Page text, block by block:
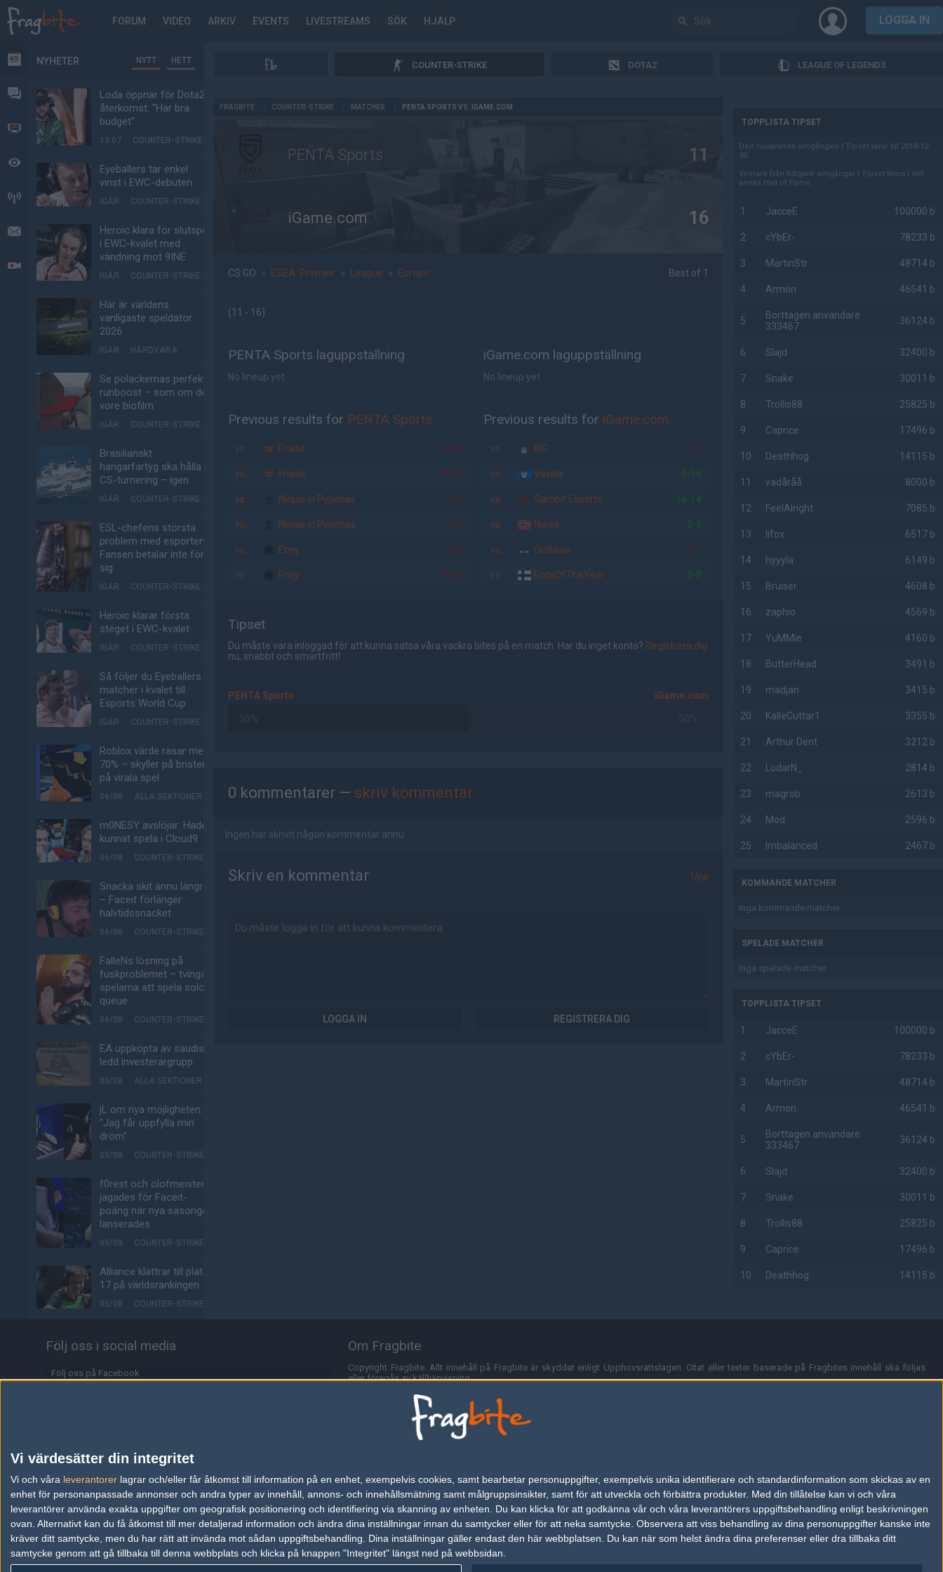
Vi värdesätter din integritet
Vi och våra leverantorer lagrar och/eller får åtkomst till information på en enhet, exempelvis cookies, samt bearbetar personuppgifter, exempelvis unika identifierare och standardinformation som skickas av en
enhet för personanpassade annonser och andra typer av innehåll, annons- och innehållsmätning samt målgruppsinsikter, samt för att utveckla och förbättra produkter. Med din tillåtelse kan vi och våra
leverantörer använda exakta uppgifter om geografisk positionering och identifiering via skanning av enheten. Du kan klicka för att godkänna vår och våra leverantörers uppgiftsbehandling enligt beskrivningen
ovan. Alternativt kan du få åtkomst till mer detaljerad information och ändra dina inställningar innan du samtycker eller för att neka samtycke. Observera att viss behandling av dina personuppgifter kanske inte
kräver ditt samtycke, men du har rätt att invända mot sådan uppgiftsbehandling. Dina inställningar gäller endast den här webbplatsen. Du kan när som helst ändra dina preferenser eller dra tillbaka ditt
samtycke genom att gå tillbaka till denna webbplats och klicka på knappen "Integritet" längst ned på webbsidan.
FORUM VIDEO ARKIV EVENTS LIVESTREAMS SÖK HJÄLP LOGGA IN
NYHETER
FORUM
VIDEO
BEVAKAT
HÄNDELSER
MEDDELANDEN
LIVESÄNDNINGAR
NYHETER NYTT HETT
Loda öppnar för Dota2-
återkomst: "Har bra
budget"
13:07 COUNTER-STRIKE
Eyeballers tar enkel
vinst i EWC-debuten
IGÅR COUNTER-STRIKE
Heroic klara för slutspel
i EWC-kvalet med
vändning mot 9INE
IGÅR COUNTER-STRIKE
Här är världens
vanligaste speldator
2026
IGÅR HÅRDVARA
Se polackernas perfekta
runboost – som om det
vore biofilm
IGÅR COUNTER-STRIKE
Brasilianskt
hangarfartyg ska hålla
CS-turnering – igen
IGÅR COUNTER-STRIKE
ESL-chefens största
problem med esporten:
Fansen betalar inte för
sig
IGÅR COUNTER-STRIKE
Heroic klarar första
steget i EWC-kvalet
IGÅR COUNTER-STRIKE
Så följer du Eyeballers
matcher i kvalet till
Esports World Cup
IGÅR COUNTER-STRIKE
Roblox värde rasar med
70% – skyller på bristen
på virala spel
06/08 ALLA SEKTIONER
m0NESY avslöjar: Hade
kunnat spela i Cloud9
06/08 COUNTER-STRIKE
Snacka skit ännu längre
– Faceit förlänger
halvtidssnacket
06/08 COUNTER-STRIKE
FalleNs lösning på
fuskproblemet – tvinga
spelarna att spela solo-
queue
06/08 COUNTER-STRIKE
EA uppköpta av saudisk-
ledd investerargrupp
06/08 ALLA SEKTIONER
jL om nya möjligheten:
"Jag får uppfylla min
dröm"
05/08 COUNTER-STRIKE
f0rest och olofmeister
jagades för Faceit-
poäng när nya säsongen
lanserades
05/08 COUNTER-STRIKE
Alliance klättrar till plats
17 på världsrankingen
05/08 COUNTER-STRIKE
Stake Pulse efter kross i
05/08 COUNTER-STRIKE
05/08 COUNTER-STRIKE
Valves nya VR-
headset ser ut att bli
ännu dyrare
04/08 HÅRDVARA
Tonåring släppte
skämtspel för 1 900 kr –
COUNTER-STRIKE DOTA2 LEAGUE OF LEGENDS
FRAGBITE COUNTER-STRIKE MATCHER PENTA SPORTS VS. IGAME.COM
PENTA Sports 11
iGame.com 16
CS:GO » ESEA: Premier » League » Europe Best of 1
(11 - 16)
PENTA Sports laguppställning
No lineup yet
iGame.com laguppställning
No lineup yet
Previous results for PENTA Sports
vs. Fnatic 12-16
vs. Fnatic 16-11
vs. Ninjas in Pyjamas 16-5
vs. Ninjas in Pyjamas 7-16
vs. Envy 16-5
vs. Envy 10-16
Previous results for iGame.com
vs. BIG 2-1
vs. Vexilla 5-16
vs. Gambit Esports 16-14
vs. Norse 2-1
vs. Outlaws 2-1
vs. RatsOfTheYear 2-0
Tipset
Du måste vara inloggad för att kunna satsa våra vackra bites på en match. Har du inget konto? Registrera dig
nu, snabbt och smärtfritt!
PENTA Sports iGame.com
50% 50%
0 kommentarer — skriv kommentar
Ingen har skrivit någon kommentar ännu.
Skriv en kommentar Upp
LOGGA IN REGISTRERA DIG
TOPPLISTA TIPSET
Den nuvarande omgången i Tipset varar till 2018-12-
30.
Vinnare från tidigare omgångar i Tipset finns i det
anrika Hall of Fame.
1 JacceE 100000 b
2 cYbEr- 78233 b
3 MartinStr 48714 b
4 Armon 46541 b
5
Borttagen användare
333467
36124 b
6 Slajd 32400 b
7 Snake 30011 b
8 Trollis88 25825 b
9 Caprice 17496 b
10 Deathhog 14115 b
11 vadåråå 8000 b
12 FeelAlright 7085 b
13 lifox 6517 b
14 hyyyla 6149 b
15 Bruiser 4608 b
16 zaphio 4569 b
17 YuMMie 4160 b
18 ButterHead 3491 b
19 madjan 3415 b
20 KalleCuttar1 3355 b
21 Arthur Dent 3212 b
22 LodarN_ 2814 b
23 magrob 2613 b
24 Mod 2596 b
25 Imbalanced 2467 b
KOMMANDE MATCHER
Inga kommande matcher.
SPELADE MATCHER
Inga spelade matcher.
TOPPLISTA TIPSET
1 JacceE 100000 b
2 cYbEr- 78233 b
3 MartinStr 48714 b
4 Armon 46541 b
5
Borttagen användare
333467
36124 b
6 Slajd 32400 b
7 Snake 30011 b
8 Trollis88 25825 b
9 Caprice 17496 b
10 Deathhog 14115 b
Följ oss i social media
Följ oss på Facebook
Information
Annonsering
Copyright och Privacy Policy
Användaravtal
Om Fragbite
Copyright Fragbite. Allt innehåll på Fragbite är skyddat enligt Upphovsrättslagen. Citat eller texter baserade på Fragbites innehåll ska följas
eller föregås av källhänvisning.
Alla åsikter uttryckta på Fragbite representerar varje enskild skribent och överensstämmer inte nödvändigtvis med Fragbites åsikter.
Programmering och design av Fredric Bohlin. För frågor rörande sajten kan du skicka iväg ett email till
Fragbite använder cookies för att spara användarspecifik information så som t.ex. användarnamn. Cookies sparas även när man deltar i
omröstningar och för att föra statistik. För att slippa cookies kan du stänga av cookies i din webbläsares inställningar eller välja att inte
besöka Fragbite. Den här textraden finns här på grund av lagen om elektronisk kommunikation som trädde i kraft 25 juli 2003.
Annonsering
Är du intresserad av att annonsera på Fragbite,